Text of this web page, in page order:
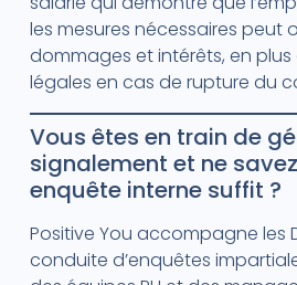
les mesures nécessaires peut
dommages et intérêts, en
légales en cas de rupture du
Vous êtes en train de
signalement et ne
enquête interne suffit ?
Positive You accompagne les
conduite d’enquêtes